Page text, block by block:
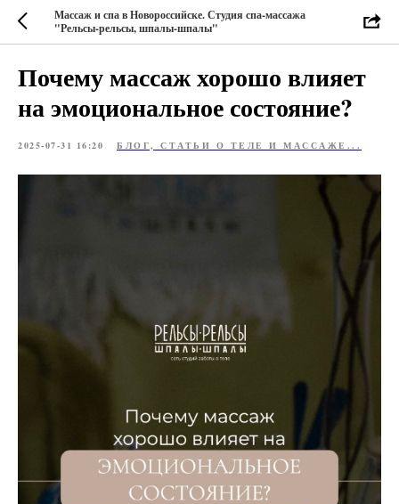
Массаж и спа в Новороссийске. Студия спа-массажа
"Рельсы-рельсы, шпалы-шпалы"
Почему массаж хорошо влияет
на эмоциональное состояние?
2025-07-31 16:20 БЛОГ, СТАТЬИ О ТЕЛЕ И МАССАЖЕ...